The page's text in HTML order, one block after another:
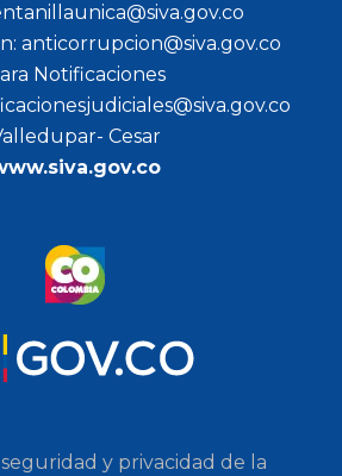
anticorrupcion@siva.gov.co
Notificaciones
Cesar
seguridad y privacidad de la